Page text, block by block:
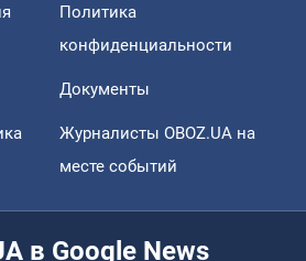
Политика
конфиденциальности
Документы
Журналисты OBOZ.UA на
месте событий
в Google News